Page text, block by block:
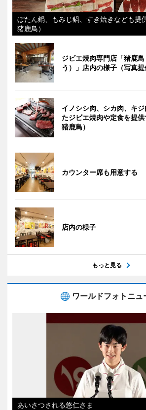
ぼたん鍋、もみじ鍋、すき焼きなども提
猪鹿鳥）
ジビエ焼肉専門店「猪鹿
う）」店内の様子（写真提
イノシシ肉、シカ肉、キ
たジビエ焼肉や定食を提
猪鹿鳥）
カウンター席も用意する
店内の様子
もっと見る
ワールドフォトニュ
あいさつされる悠仁さま